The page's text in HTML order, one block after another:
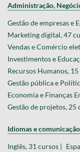
Administração,
Gestão de empresas e
Marketing digital, 47
Vendas e Comércio
Investimentos e
Recursos Humanos,
Gestão pública e
Economia e Finanças
Gestão de projetos, 25
Idiomas e comunicação
Inglês, 31 cursos |